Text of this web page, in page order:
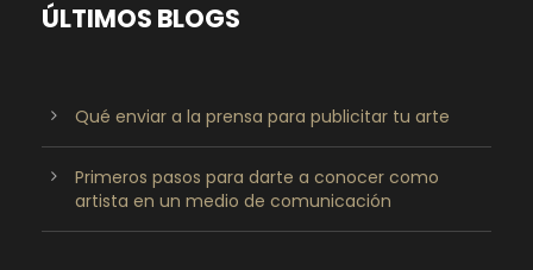
ÚLTIMOS BLOGS
Qué enviar a la prensa para publicitar tu arte
Primeros pasos para darte a conocer como
artista en un medio de comunicación